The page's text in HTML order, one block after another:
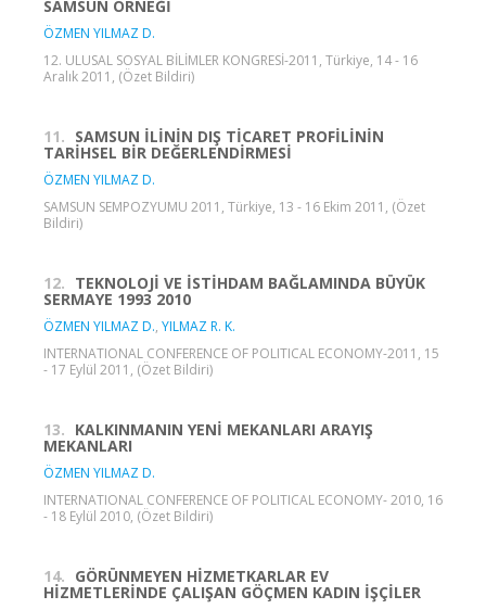
SAMSUN ÖRNEĞİ
ÖZMEN YILMAZ D.
12. ULUSAL SOSYAL BİLİMLER KONGRESİ-2011, Türkiye, 14 - 16
Aralık 2011, (Özet Bildiri)
11. SAMSUN İLİNİN DIŞ TİCARET PROFİLİNİN
TARİHSEL BİR DEĞERLENDİRMESİ
ÖZMEN YILMAZ D.
SAMSUN SEMPOZYUMU 2011, Türkiye, 13 - 16 Ekim 2011, (Özet
Bildiri)
12. TEKNOLOJİ VE İSTİHDAM BAĞLAMINDA BÜYÜK
SERMAYE 1993 2010
ÖZMEN YILMAZ D., YILMAZ R. K.
INTERNATIONAL CONFERENCE OF POLITICAL ECONOMY-2011, 15
- 17 Eylül 2011, (Özet Bildiri)
13. KALKINMANIN YENİ MEKANLARI ARAYIŞ
MEKANLARI
ÖZMEN YILMAZ D.
INTERNATIONAL CONFERENCE OF POLITICAL ECONOMY- 2010, 16
- 18 Eylül 2010, (Özet Bildiri)
14. GÖRÜNMEYEN HİZMETKARLAR EV
HİZMETLERİNDE ÇALIŞAN GÖÇMEN KADIN İŞÇİLER